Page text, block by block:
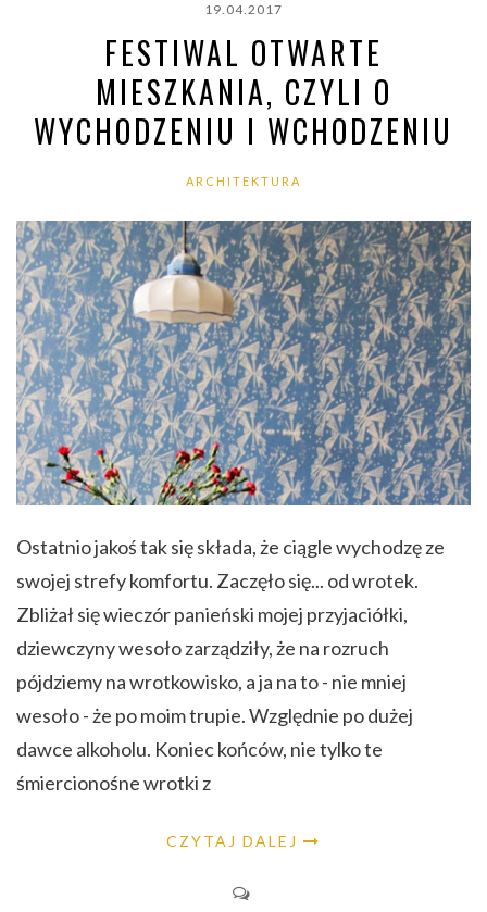
19.04.2017
FESTIWAL OTWARTE
MIESZKANIA, CZYLI O
WYCHODZENIU I WCHODZENIU
ARCHITEKTURA
Ostatnio jakoś tak się składa, że ciągle wychodzę ze
swojej strefy komfortu. Zaczęło się... od wrotek.
Zbliżał się wieczór panieński mojej przyjaciółki,
dziewczyny wesoło zarządziły, że na rozruch
pójdziemy na wrotkowisko, a ja na to - nie mniej
wesoło - że po moim trupie. Względnie po dużej
dawce alkoholu. Koniec końców, nie tylko te
śmiercionośne wrotki z
CZYTAJ DALEJ